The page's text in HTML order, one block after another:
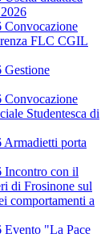
Convocazione
FLC CGIL
Gestione
Convocazione
Studentesca di
Armadietti porta
Incontro con il
di Frosinone sul
comportamenti a
Evento "La Pace